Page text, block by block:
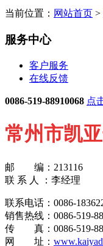
当前位置： 网站首页 >
服务中心
客户服务
在线反馈
0086-519-88910068 点
常州市凯
邮 编：213116
联 系 人 ：李经理
联系电话：0086-
销售热线：0086-519-
传 真：0086-519-
网 址：